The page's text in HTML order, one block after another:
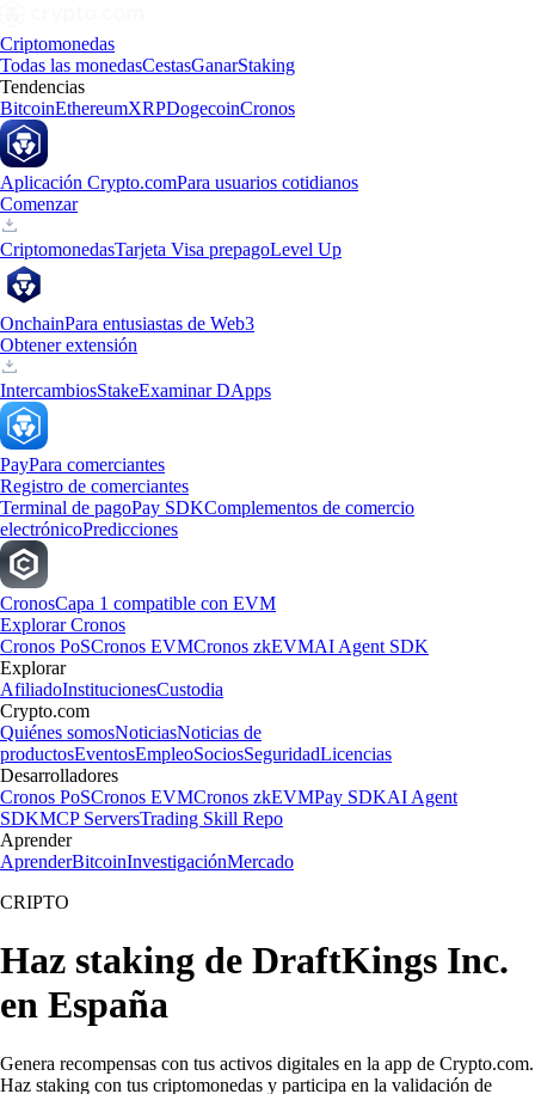
Criptomonedas
Todas las monedasCestasGanarStaking
Tendencias
BitcoinEthereumXRPDogecoinCronos
Aplicación Crypto.comPara usuarios cotidianos
Comenzar
CriptomonedasTarjeta Visa prepagoLevel Up
OnchainPara entusiastas de Web3
Obtener extensión
IntercambiosStakeExaminar DApps
PayPara comerciantes
Registro de comerciantes
Terminal de pagoPay SDKComplementos de comercio
electrónicoPredicciones
CronosCapa 1 compatible con EVM
Explorar Cronos
Cronos PoSCronos EVMCronos zkEVMAI Agent SDK
Explorar
AfiliadoInstitucionesCustodia
Crypto.com
Quiénes somosNoticiasNoticias de
productosEventosEmpleoSociosSeguridadLicencias
Desarrolladores
Cronos PoSCronos EVMCronos zkEVMPay SDKAI Agent
SDKMCP ServersTrading Skill Repo
Aprender
AprenderBitcoinInvestigaciónMercado
CRIPTO
Haz staking de DraftKings Inc.
en España
Genera recompensas con tus activos digitales en la app de Crypto.com.
Haz staking con tus criptomonedas y participa en la validación de